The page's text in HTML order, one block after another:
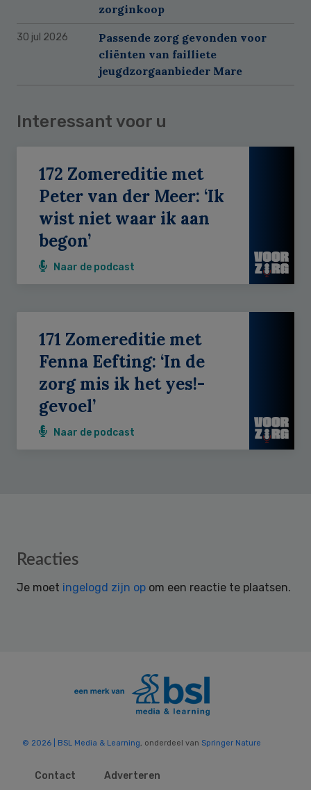
zorginkoop
30 jul 2026
Passende zorg gevonden voor
cliënten van failliete
jeugdzorgaanbieder Mare
Interessant voor u
172 Zomereditie met
Peter van der Meer: ‘Ik
wist niet waar ik aan
begon’
Naar de podcast
171 Zomereditie met
Fenna Eefting: ‘In de
zorg mis ik het yes!-
gevoel’
Naar de podcast
Reader
Reacties
Je moet ingelogd zijn op om een reactie te plaatsen.
© 2026 | BSL Media & Learning , onderdeel van Springer Nature
Contact Adverteren